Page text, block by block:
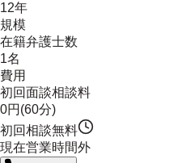
12年
規模
在籍弁護士数
1名
費用
初回面談相談料
0円(60分)
初回相談無料
現在営業時間外